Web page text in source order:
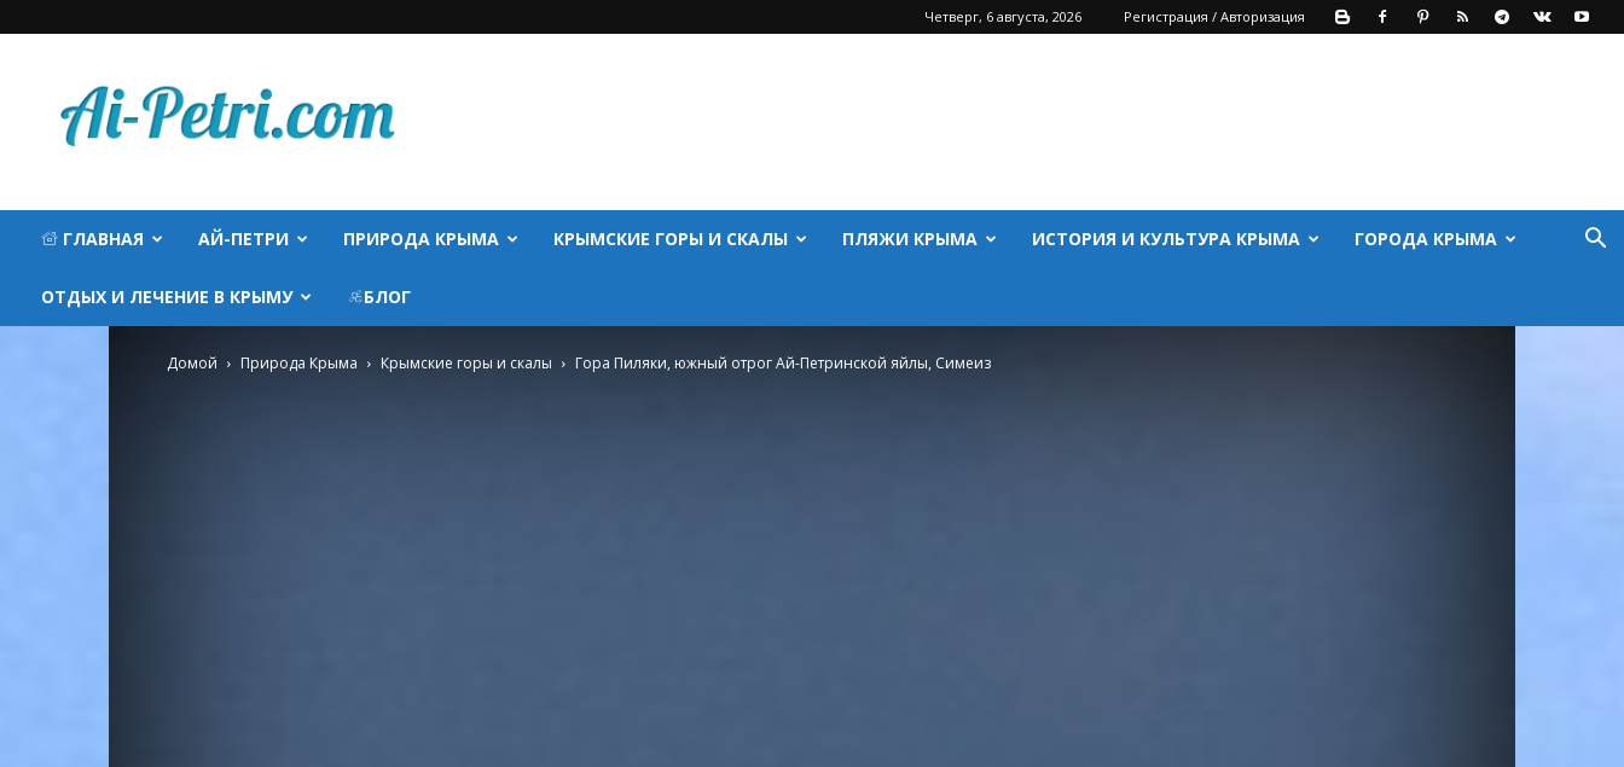
Четверг, 6 августа, 2026 Регистрация / Авторизация
PETRI.COM
ГЛАВНАЯ АЙ-ПЕТРИ ПРИРОДА КРЫМА КРЫМСКИЕ ГОРЫ И СКАЛЫ ПЛЯЖИ КРЫМА ИСТОРИЯ И КУЛЬТУРА КРЫМА ГОРОДА КРЫМА
ОТДЫХ И ЛЕЧЕНИЕ В КРЫМУ БЛОГ
Домой Природа Крыма Крымские горы и скалы Гора Пиляки, южный отрог Ай-Петринской яйлы, Симеиз